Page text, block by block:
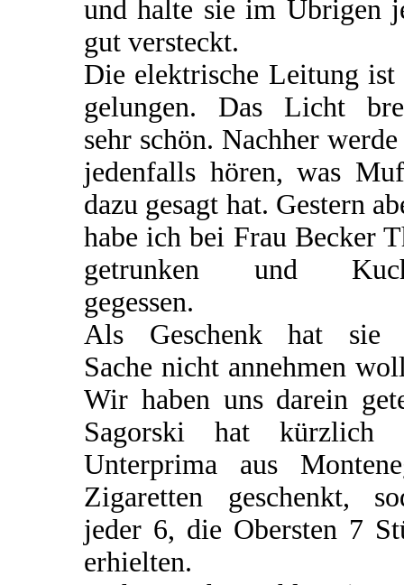
und halte sie im Übrigen
gut versteckt.
Die elektrische Leitung ist
gelungen. Das Licht
sehr schön. Nachher
jedenfalls hören, was
dazu gesagt hat. Gestern
habe ich bei Frau Becker
getrunken und
gegessen.
Als Geschenk hat sie
Sache nicht annehmen
Wir haben uns darein
Sagorski hat kürzlich
Unterprima aus
Zigaretten geschenkt,
jeder 6, die Obersten 7
erhielten.